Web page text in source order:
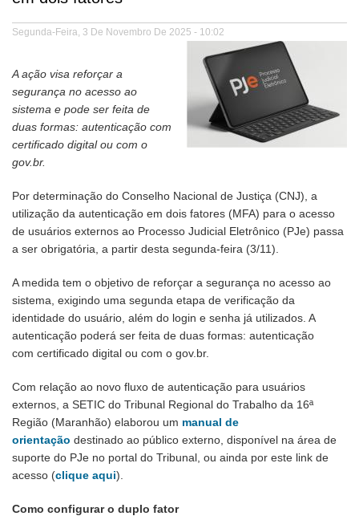
Segunda-Feira, 3 De Novembro De 2025 - 10:02
A ação visa reforçar a
segurança no acesso ao
sistema e pode ser feita de
duas formas: autenticação com
certificado digital ou com o
gov.br.
Por determinação do Conselho Nacional de Justiça (CNJ), a
utilização da autenticação em dois fatores (MFA) para o acesso
de usuários externos ao Processo Judicial Eletrônico (PJe) passa
a ser obrigatória, a partir desta segunda-feira (3/11).
A medida tem o objetivo de reforçar a segurança no acesso ao
sistema, exigindo uma segunda etapa de verificação da
identidade do usuário, além do login e senha já utilizados. A
autenticação poderá ser feita de duas formas: autenticação
com certificado digital ou com o gov.br.
Com relação ao novo fluxo de autenticação para usuários
externos, a SETIC do Tribunal Regional do Trabalho da 16ª
Região (Maranhão) elaborou um manual de
orientação destinado ao público externo, disponível na área de
suporte do PJe no portal do Tribunal, ou ainda por este link de
acesso (clique aqui).
Como configurar o duplo fator